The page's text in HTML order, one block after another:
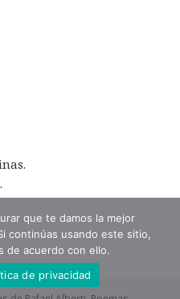
que te damos la mejor
continúas usando este sitio,
de acuerdo con ello.
de privacidad